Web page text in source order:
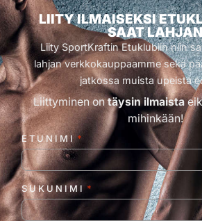
LIITY ILMAISEKSI
SAAT
Liity SportKraftin Etuklubiin niin
lahjan verkkokauppaamme sekä
jatkossa muista upeista
Liittyminen ontäysin ilmaista
mihinkään!
ETUNIMI *
SUKUNIMI *